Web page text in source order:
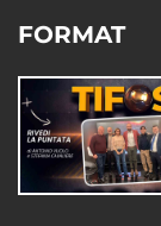
FORMAT